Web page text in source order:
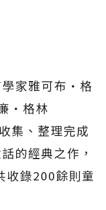
學家雅可布·格
·格林
集、整理完成
的經典之作，
收錄200餘則童